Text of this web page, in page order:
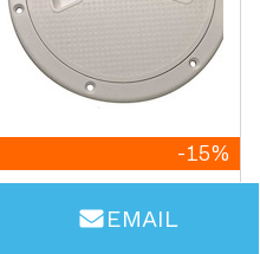
-15%
EMAIL